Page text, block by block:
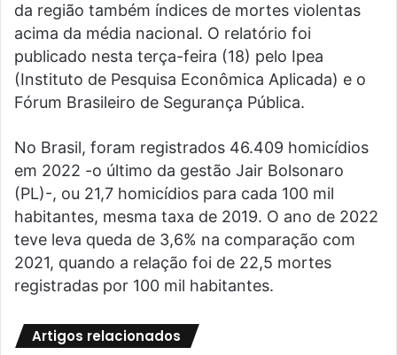
da região também índices de mortes violentas
acima da média nacional. O relatório foi
publicado nesta terça-feira (18) pelo Ipea
(Instituto de Pesquisa Econômica Aplicada) e o
Fórum Brasileiro de Segurança Pública.
No Brasil, foram registrados 46.409 homicídios
em 2022 -o último da gestão Jair Bolsonaro
(PL)-, ou 21,7 homicídios para cada 100 mil
habitantes, mesma taxa de 2019. O ano de 2022
teve leva queda de 3,6% na comparação com
2021, quando a relação foi de 22,5 mortes
registradas por 100 mil habitantes.
Artigos relacionados